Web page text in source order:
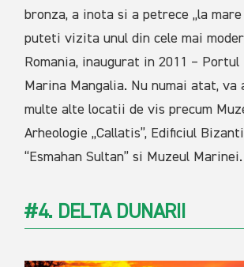
bronza, a inota si a petrece „la mare
puteti vizita unul din cele mai
Romania, inaugurat in 2011 –
Marina Mangalia. Nu numai atat, va
multe alte locatii de vis precum
Arheologie „Callatis”, Edificiul
“Esmahan Sultan” si Muzeul Marinei.
#4. DELTA DUNARII